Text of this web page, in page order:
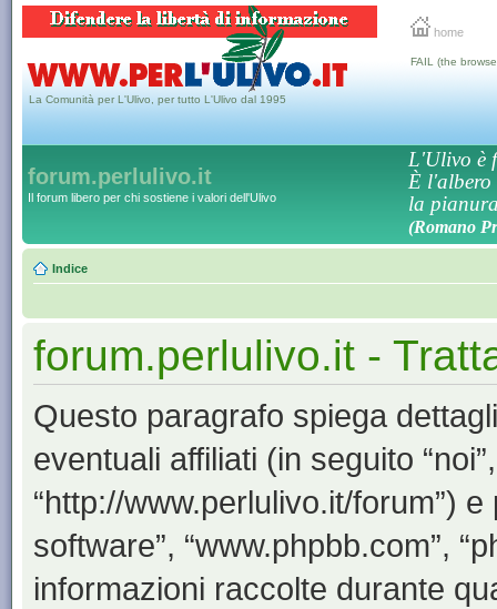
home
La Comunità per L'Ulivo, per tutto L'Ulivo dal 1995
FAIL (the
forum.perlulivo.it
Il forum libero per chi sostiene i valori dell'Ulivo
L'Ulivo è
È l'albero
la
(Romano
Indice
forum.perlulivo.it -
Questo paragrafo spiega
eventuali affiliati (in seguito
“http://www.perlulivo.it/forum”) e
software”, “www.phpbb.com”,
informazioni raccolte durante